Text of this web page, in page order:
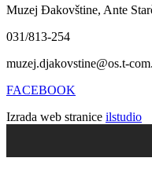
Muzej Đakovštine, Ante
031/813-254
muzej.djakovstine@os.t-
FACEBOOK
Izrada web stranice ilstudio